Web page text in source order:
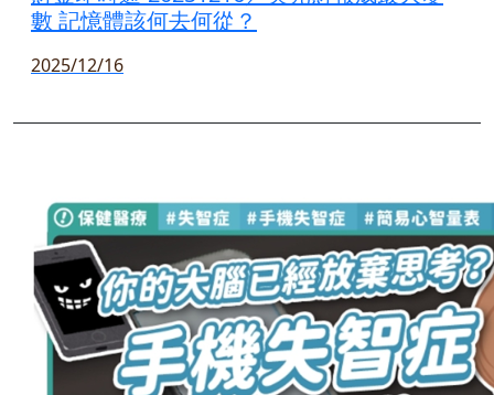
數 記憶體該何去何從？
2025/12/16